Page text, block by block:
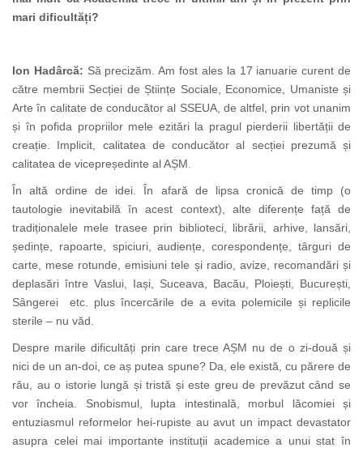
mari dificultăți?
Ion Hadârcă: Să precizăm. Am fost ales la 17 ianuarie curent de
către membrii Secției de Științe Sociale, Economice, Umaniste și
Arte în calitate de conducătoral SSEUA, de altfel, prin vot unanim
și în pofida propriilor mele ezitări la pragul pierderii libertății de
creație. Implicit, calitatea de conducătoral secției prezumă și
calitatea de vicepreședinte al AȘM.
În altă ordine de idei. În afară de lipsa cronică de timp (o
tautologie inevitabilă în acest context), alte diferențe față de
tradiționalele mele trasee prin biblioteci, librării, arhive, lansări,
ședințe, rapoarte, spiciuri, audiențe, corespondențe, târguri de
carte, mese rotunde, emisiuni tele și radio, avize, recomandări și
deplasări între Vaslui, Iași, Suceava, Bacău, Ploiești, București,
Sângerei etc. plus încercările de a evita polemicile și replicile
sterile – nu văd.
Despre marile dificultăți prin care trece AȘM nu de o zi-două și
nici de un an-doi, ce aș putea spune? Da, ele există, cu părere de
rău, au o istorie lungă și tristă și este greu de prevăzut când se
vor încheia. Snobismul, lupta intestinală, morbul lăcomiei și
entuziasmul reformelor hei-rupiste au avut un impact devastator
asupra celei mai importante instituții academice a unui stat în